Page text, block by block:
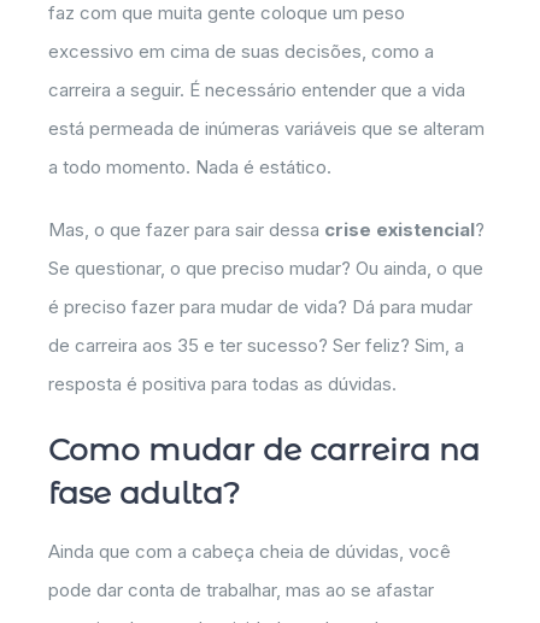
faz com que muita gente coloque um peso
excessivo em cima de suas decisões, como a
carreira a seguir. É necessário entender que a vida
está permeada de inúmeras variáveis que se alteram
a todo momento. Nada é estático.
Mas, o que fazer para sair dessa crise existencial?
Se questionar, o que preciso mudar? Ou ainda, o que
é preciso fazer para mudar de vida? Dá para mudar
de carreira aos 35 e ter sucesso? Ser feliz? Sim, a
resposta é positiva para todas as dúvidas.
Como mudar de carreira na
fase adulta?
Ainda que com a cabeça cheia de dúvidas, você
pode dar conta de trabalhar, mas ao se afastar